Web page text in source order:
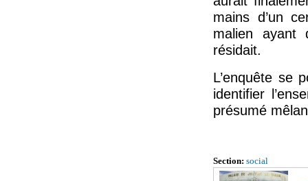
mains d’un
malien ayant
résidait.
L’enquête se
identifier
présumé
Section: social